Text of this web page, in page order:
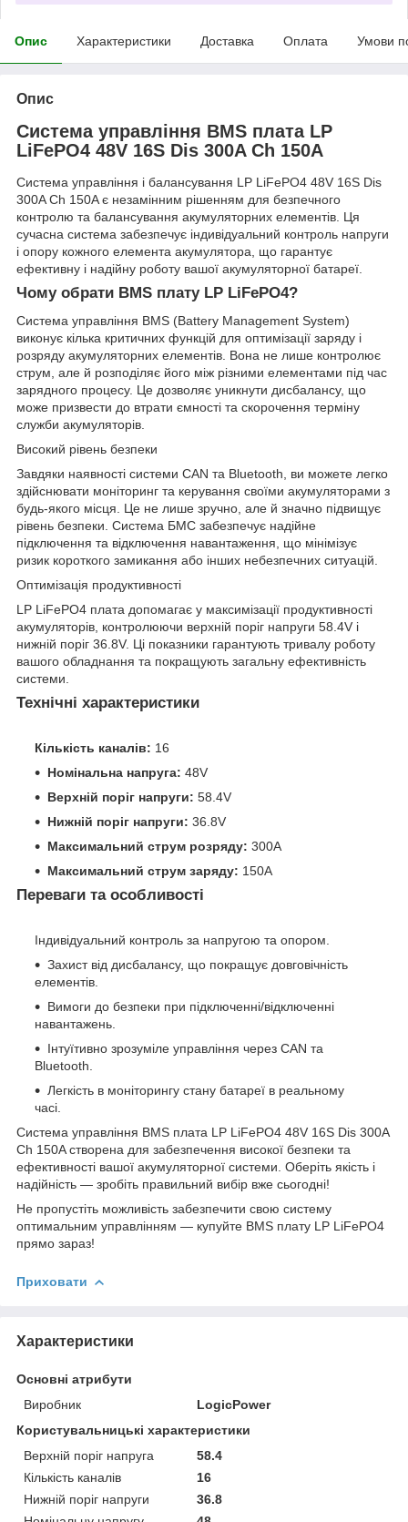
Опис Характеристики Доставка Оплата Умови
Опис
Система управління BMS плата LP
LiFePO4 48V 16S Dis 300A Ch 150A
Система управління і балансування LP LiFePO4 48V 16S Dis
300A Ch 150A є незамінним рішенням для безпечного
контролю та балансування акумуляторних елементів. Ця
сучасна система забезпечує індивідуальний контроль напруги
і опору кожного елемента акумулятора, що гарантує
ефективну і надійну роботу вашої акумуляторної батареї.
Чому обрати BMS плату LP LiFePO4?
Система управління BMS (Battery Management System)
виконує кілька критичних функцій для оптимізації заряду і
розряду акумуляторних елементів. Вона не лише контролює
струм, але й розподіляє його між різними елементами під час
зарядного процесу. Це дозволяє уникнути дисбалансу, що
може призвести до втрати ємності та скорочення терміну
служби акумуляторів.
Високий рівень безпеки
Завдяки наявності системи CAN та Bluetooth, ви можете легко
здійснювати моніторинг та керування своїми акумуляторами з
будь-якого місця. Це не лише зручно, але й значно підвищує
рівень безпеки. Система БМС забезпечує надійне
підключення та відключення навантаження, що мінімізує
ризик короткого замикання або інших небезпечних ситуацій.
Оптимізація продуктивності
LP LiFePO4 плата допомагає у максимізації продуктивності
акумуляторів, контролюючи верхній поріг напруги 58.4V і
нижній поріг 36.8V. Ці показники гарантують тривалу роботу
вашого обладнання та покращують загальну ефективність
системи.
Технічні характеристики
Кількість каналів: 16
Номінальна напруга: 48V
Верхній поріг напруги: 58.4V
Нижній поріг напруги: 36.8V
Максимальний струм розряду: 300A
Максимальний струм заряду: 150A
Переваги та особливості
Індивідуальний контроль за напругою та опором.
Захист від дисбалансу, що покращує довговічність
елементів.
Вимоги до безпеки при підключенні/відключенні
навантажень.
Інтуїтивно зрозуміле управління через CAN та
Bluetooth.
Легкість в моніторингу стану батареї в реальному
часі.
Система управління BMS плата LP LiFePO4 48V 16S Dis 300A
Ch 150A створена для забезпечення високої безпеки та
ефективності вашої акумуляторної системи. Оберіть якість і
надійність — зробіть правильний вибір вже сьогодні!
Не пропустіть можливість забезпечити свою систему
оптимальним управлінням — купуйте BMS плату LP LiFePO4
прямо зараз!
Приховати
Характеристики
Основні атрибути
Виробник
LogicPower
Користувальницькі характеристики
Верхній поріг напруга
58.4
Кількість каналів
16
Нижній поріг напруги
36.8